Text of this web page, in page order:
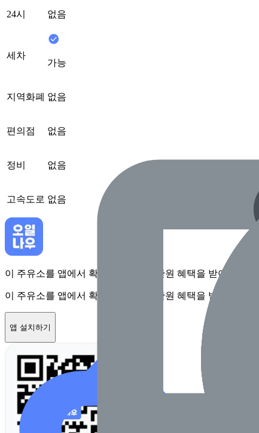
24시 없음
세차
가능
지역화폐 없음
편의점 없음
정비 없음
고속도로 없음
이 주유소를 앱에서 확인하고 최대 1만원 혜택을 받아보세요
이 주유소를 앱에서 확인하고 최대 1만원 혜택을 받아보세요
앱 설치하기